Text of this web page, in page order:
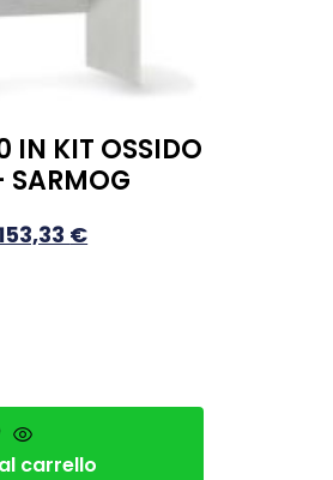
IN KIT OSSIDO
€
carrello